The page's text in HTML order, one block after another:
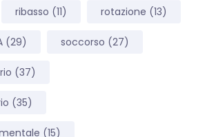
ribasso (11) rotazione (13)
(29) soccorso (27)
(37)
(35)
(15)